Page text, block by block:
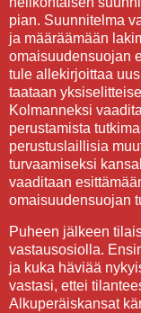
pian. Suunnitelma
ja määräämään
omaisuudensuojan
tule allekirjoittaa
taataan
Kolmanneksi
perustamista
perustuslaillisia
turvaamiseksi
vaaditaan
omaisuudensuojan
Puheen jälkeen
vastausosiolla.
ja kuka häviää
vastasi, ettei
Alkuperäiskansat